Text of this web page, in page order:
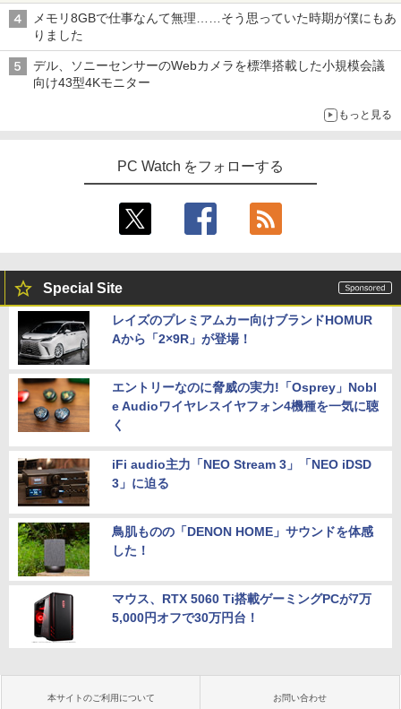
版ビッグガンガンコミックス)
パソコン 中古パソコン 中古PC】（Wind
ows10も対応可能 Win10）
超得2,000円OFF&P5倍｜第8世代 office
古ノートパソコン Windows11 office付
き｜15.6型 テンキー付き｜ノートパソコ
｜パソコン｜PC｜中古PC
5
【新品】【楽天1位！】ノートパソコン
新品第13世代CPU搭載ノートPC Office
付きノートパソコン 初心者向け Window
8GB SSD1TB(最大) 大容量バッテリービ
ジネス 大学生 プレゼント 学生向け
高さ4.4cm 軽量 モニター取り付け可 イ
ンテルCeleron メモリ8GB 高速SSD 256
機能 テレワーク 在宅勤務 パソコン
￥39,800
体型 22型液晶 Core i5 高速CPU搭載 Wi
ndows11 & Office付き メモリ8GB SSD
ンキー付きキーボード＆マウスプレゼン
ト付き 在宅勤務 テレワーク 家庭用 省ス
5
Acer｜エイサー 超小型 デスクトップパ
56GB) RB102-N18U
ライトカット VAパネル VESAフル FHD
ノングレア MAXZEN JM22CH02
ゲーミングモニター 21.5インチ PCモニ
ニター simplus シンプラス SP-NMT21
【送料無料】【レビューでモニタークリ
￥8,999
5
【新商品特価11699円！8/11 1:59迄】モ
バイルモニター 15.6インチ ポータブルモ
ニター モバイルディスプレイ 1920×108
0 フルHD IPSパネル 非光沢 HDR スピー
シンプラス SP-MBM156 【送料無料】
4
キングダム 80 （ヤングジャンプコミッ
クス） [ 原 泰久 ]
￥770
￥12,936
メモリ8GBで仕事なんて無理……そう思っていた時期が僕にもあ
りました
デル、ソニーセンサーのWebカメラを標準搭載した小規模会議
向け43型4Kモニター
もっと見る
PC Watch をフォローする
Special Site
レイズのプレミアムカー向けブランドHOMUR
Aから「2×9R」が登場！
エントリーなのに脅威の実力!「Osprey」Nobl
e Audioワイヤレスイヤフォン4機種を一気に聴
く
iFi audio主力「NEO Stream 3」「NEO iDSD
3」に迫る
鳥肌ものの「DENON HOME」サウンドを体感
した！
マウス、RTX 5060 Ti搭載ゲーミングPCが7万
5,000円オフで30万円台！
本サイトのご利用について お問い合わせ